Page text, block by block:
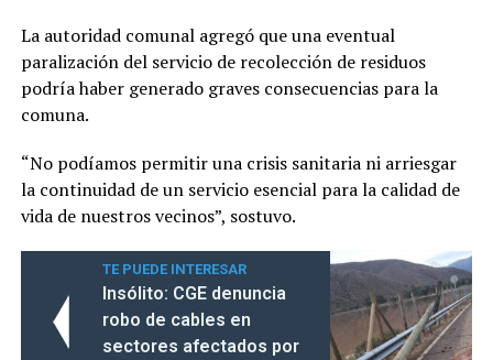
La autoridad comunal agregó que una eventual
paralización del servicio de recolección de residuos
podría haber generado graves consecuencias para la
comuna.
“No podíamos permitir una crisis sanitaria ni arriesgar
la continuidad de un servicio esencial para la calidad de
vida de nuestros vecinos”, sostuvo.
TE PUEDE INTERESAR
Insólito: CGE denuncia
robo de cables en
sectores afectados por